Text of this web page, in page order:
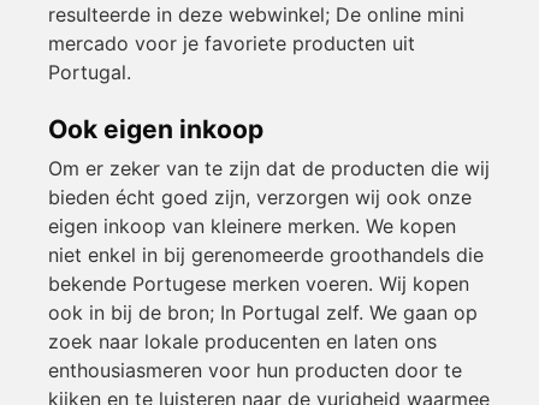
resulteerde in deze webwinkel; De online mini
mercado voor je favoriete producten uit
Portugal.
Ook eigen inkoop
Om er zeker van te zijn dat de producten die wij
bieden écht goed zijn, verzorgen wij ook onze
eigen inkoop van kleinere merken. We kopen
niet enkel in bij gerenomeerde groothandels die
bekende Portugese merken voeren. Wij kopen
ook in bij de bron; In Portugal zelf. We gaan op
zoek naar lokale producenten en laten ons
enthousiasmeren voor hun producten door te
kijken en te luisteren naar de vurigheid waarmee